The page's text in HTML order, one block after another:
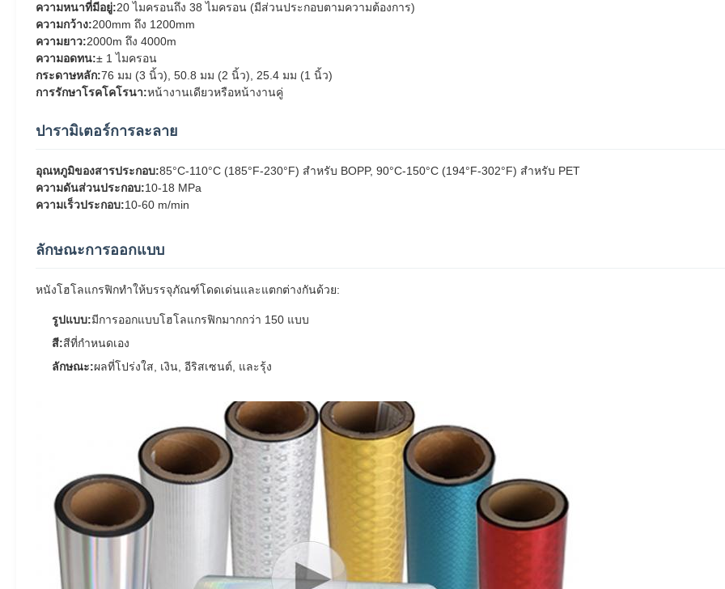
ความหนาที่มีอยู่:20 ไมครอนถึง 38 ไมครอน (มีส่วนประกอบตามความต้องการ)
ความกว้าง:200mm ถึง 1200mm
ความยาว:2000m ถึง 4000m
ความอดทน:± 1 ไมครอน
กระดาษหลัก:76 มม (3 นิ้ว), 50.8 มม (2 นิ้ว), 25.4 มม (1 นิ้ว)
การรักษาโรคโคโรนา:หน้างานเดียวหรือหน้างานคู่
ปารามิเตอร์การละลาย
อุณหภูมิของสารประกอบ:85°C-110°C (185°F-230°F) สําหรับ BOPP, 90°C-150°C (194°F-302°F) สําหรับ PET
ความดันส่วนประกอบ:10-18 MPa
ความเร็วประกอบ:10-60 m/min
ลักษณะการออกแบบ
หนังโฮโลแกรฟิกทําให้บรรจุภัณฑ์โดดเด่นและแตกต่างกันด้วย:
รูปแบบ:มีการออกแบบโฮโลแกรฟิกมากกว่า 150 แบบ
สี:สีที่กําหนดเอง
ลักษณะ:ผลที่โปร่งใส, เงิน, อีริสเซนต์, และรุ้ง